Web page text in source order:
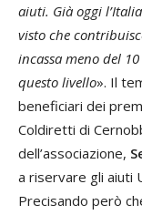
aiuti. Già oggi
visto che
incassa meno del
questo livello». Il
beneficiari dei
Coldiretti di
dell’associazione,
a riservare gli aiuti
Precisando però